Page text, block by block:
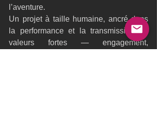
l’aventure.
Un projet à taille humaine, ancré dans
la performance et la transmission de
valeurs fortes — engagement,